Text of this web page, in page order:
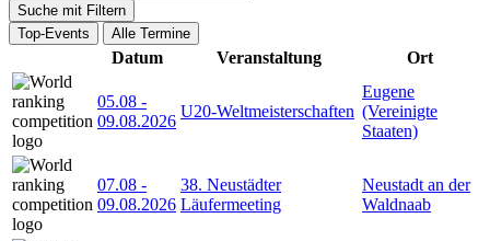
Suche mit Filtern
Top-Events
Alle Termine
Datum Veranstaltung Ort
05.08 -
09.08.2026
U20-Weltmeisterschaften
Eugene
(Vereinigte
Staaten)
07.08 -
09.08.2026
38. Neustädter
Läufermeeting
Neustadt an der
Waldnaab